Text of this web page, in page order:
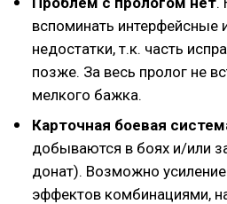
вспоминать интерфейсные
недостатки, т.к. часть
позже. За весь пролог не
мелкого бажка.
Карточная боевая
добываются в боях и/или
донат). Возможно
эффектов комбинациями,